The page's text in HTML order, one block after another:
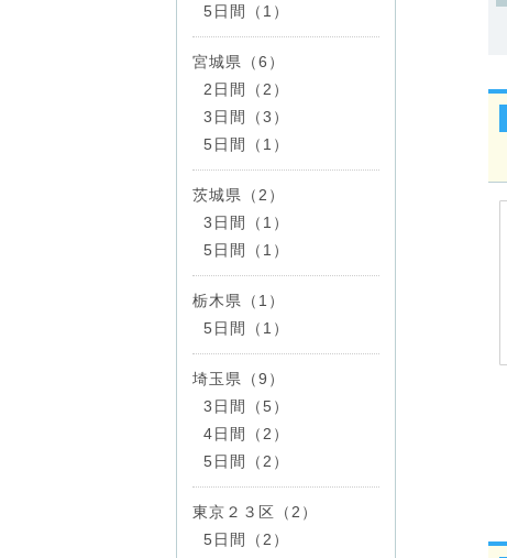
5日間（1）
宮城県（6）
2日間（2）
3日間（3）
5日間（1）
茨城県（2）
3日間（1）
5日間（1）
栃木県（1）
5日間（1）
埼玉県（9）
3日間（5）
4日間（2）
5日間（2）
東京２３区（2）
5日間（2）